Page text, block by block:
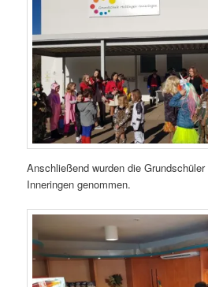
Anschließend wurden die
Inneringen genommen.